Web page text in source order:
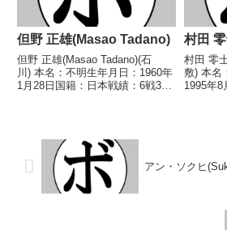
但野 正雄(Masao Tadano)
但野 正雄(Masao Tadano)(石
川) 本名：不明生年月日：1960年
1月28日国籍：日本戦績：6戦3勝
勝久(エイティ...
村田
村田 零
敷) 本名
1995年8
アン・ソクヒ